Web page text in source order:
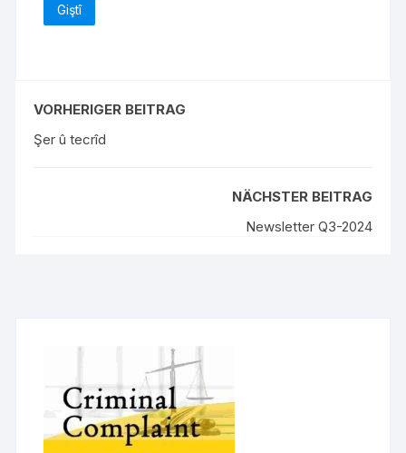
Giştî
VORHERIGER BEITRAG
Şer û tecrîd
NÄCHSTER BEITRAG
Newsletter Q3-2024